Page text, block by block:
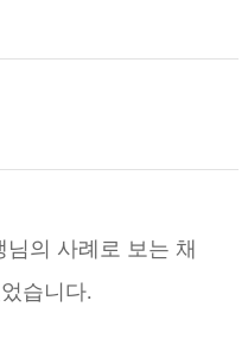
의 사례로 보는 채
습니다.